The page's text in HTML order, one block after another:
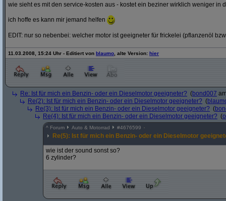
wie sieht es mit den service-kosten aus - kostet ein beziner wirklich weniger in
ich hoffe es kann mir jemand helfen
EDIT: nur so nebenbei: welcher motor ist geeigneter für frickelei (pflanzenöl
11.03.2008, 15:24 Uhr - Editiert von blaumo , alte Version: hier
Re: Ist für mich ein Benzin- oder ein Dieselmotor geeigneter? (bond007
Re(2): Ist für mich ein Benzin- oder ein Dieselmotor geeigneter? (
Re(3): Ist für mich ein Benzin- oder ein Dieselmotor geeigneter? (
Re(4): Ist für mich ein Benzin- oder ein Dieselmotor geeigneter? (
^ Forum Auto & Motorrad #4676599
Re(5): Ist für mich ein Benzin- oder ein Dieselmotor
wie ist der sound sonst so?
6 zylinder?